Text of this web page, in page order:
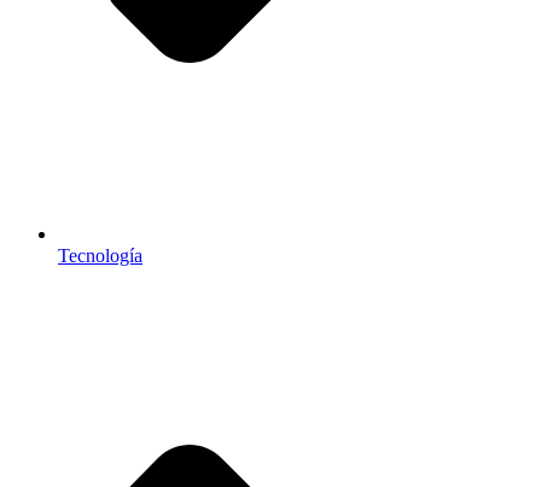
Tecnología